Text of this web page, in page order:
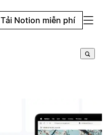
Tải Notion miễn phí